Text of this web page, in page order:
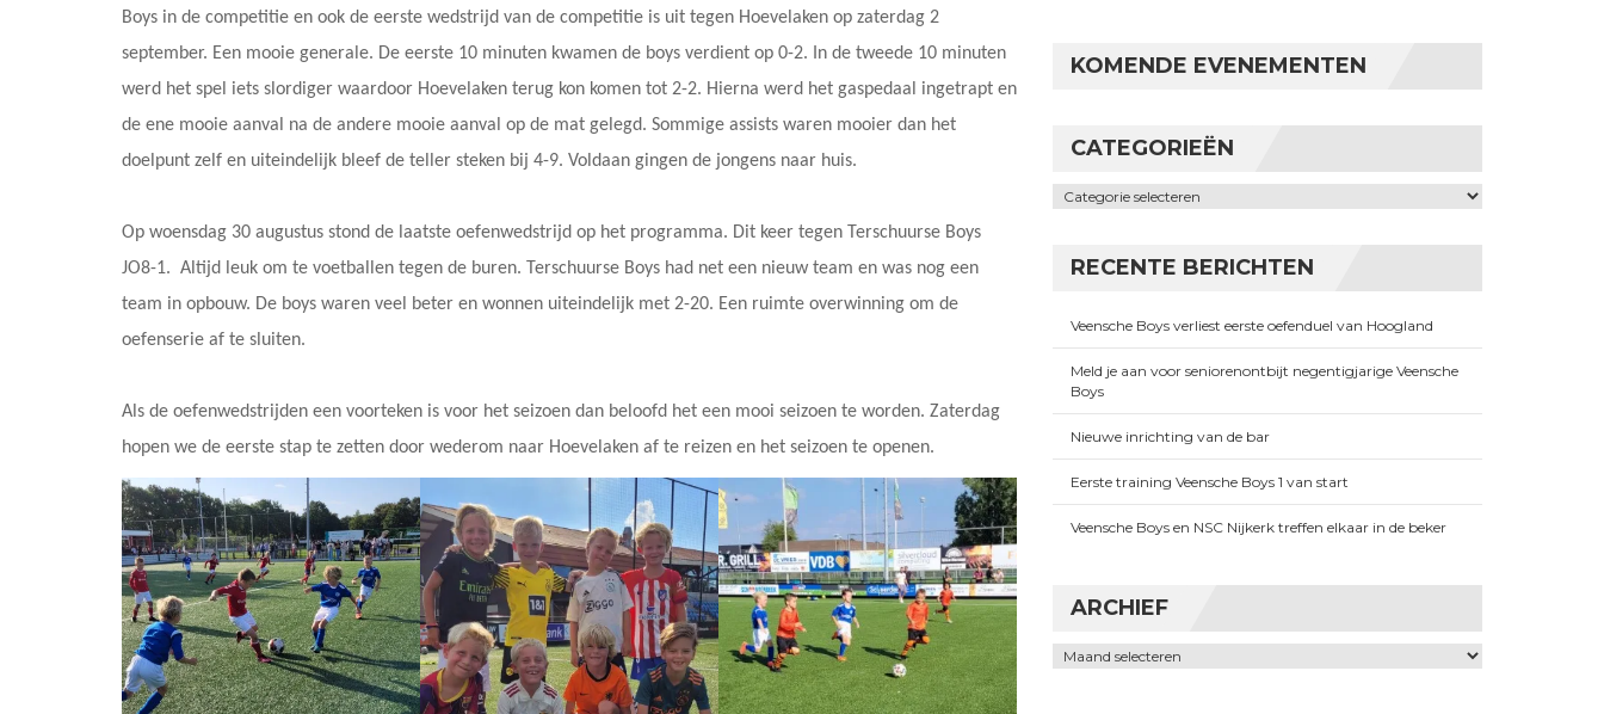
Boys in de competitie en ook de eerste wedstrijd van de competitie is uit tegen Hoevelaken op zaterdag 2
september. Een mooie generale. De eerste 10 minuten kwamen de boys verdient op 0-2. In de tweede 10 minuten
werd het spel iets slordiger waardoor Hoevelaken terug kon komen tot 2-2. Hierna werd het gaspedaal ingetrapt en
de ene mooie aanval na de andere mooie aanval op de mat gelegd. Sommige assists waren mooier dan het
doelpunt zelf en uiteindelijk bleef de teller steken bij 4-9. Voldaan gingen de jongens naar huis.
Op woensdag 30 augustus stond de laatste oefenwedstrijd op het programma. Dit keer tegen Terschuurse Boys
JO8-1. Altijd leuk om te voetballen tegen de buren. Terschuurse Boys had net een nieuw team en was nog een
team in opbouw. De boys waren veel beter en wonnen uiteindelijk met 2-20. Een ruimte overwinning om de
oefenserie af te sluiten.
Als de oefenwedstrijden een voorteken is voor het seizoen dan beloofd het een mooi seizoen te worden. Zaterdag
hopen we de eerste stap te zetten door wederom naar Hoevelaken af te reizen en het seizoen te openen.
KOMENDE EVENEMENTEN
CATEGORIEËN
Categorieën
RECENTE BERICHTEN
Veensche Boys verliest eerste oefenduel van Hoogland
Meld je aan voor seniorenontbijt negentigjarige Veensche
Boys
Nieuwe inrichting van de bar
Eerste training Veensche Boys 1 van start
Veensche Boys en NSC Nijkerk treffen elkaar in de beker
ARCHIEF
Archief